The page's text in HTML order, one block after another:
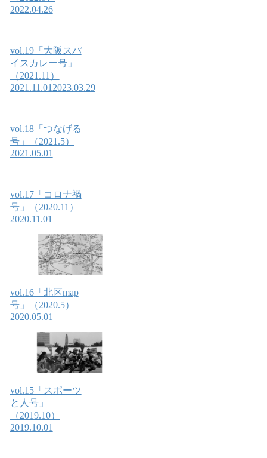
2022.04.26
vol.19「大阪スパ
イスカレー号」
（2021.11）
2021.11.01 2023.03.29
vol.18「つなげる
号」（2021.5）
2021.05.01
vol.17「コロナ禍
号」（2020.11）
2020.11.01
vol.16「北区map
号」（2020.5）
2020.05.01
vol.15「スポーツ
と人号」
（2019.10）
2019.10.01